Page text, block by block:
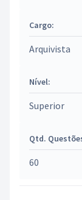
Cargo:
Arquivista
Nível:
Superior
Qtd.
60